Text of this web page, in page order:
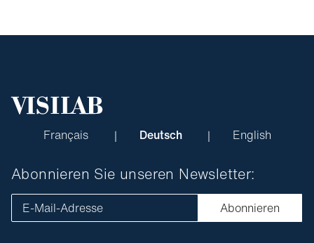
Français Deutsch English
Abonnieren Sie unseren Newsletter:
E-Mail-Adresse Abonnieren